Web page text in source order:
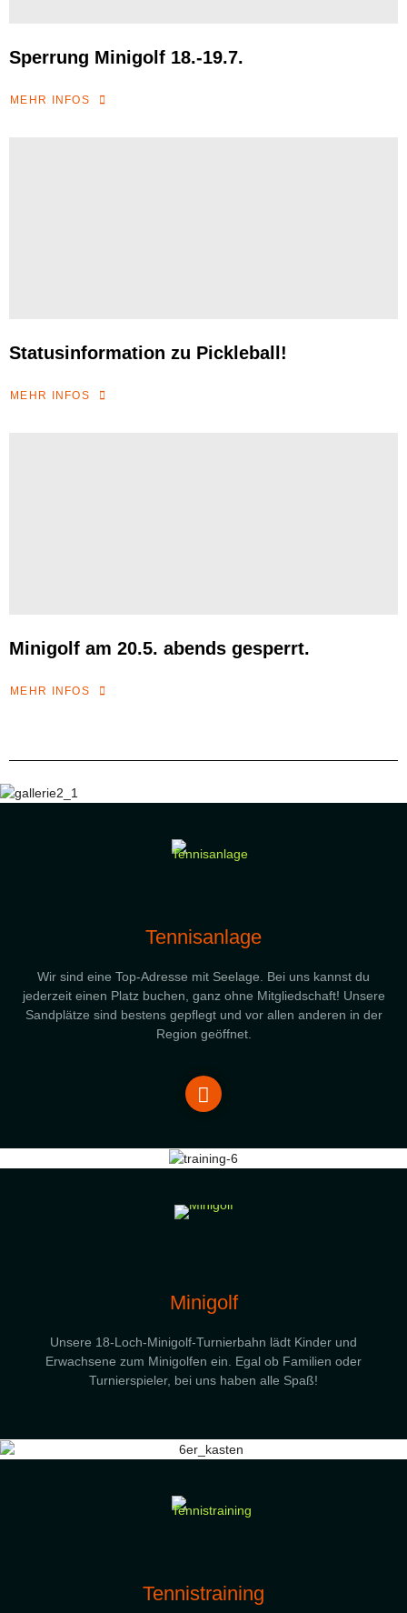
Sperrung Minigolf 18.-19.7.
MEHR INFOS
Statusinformation zu Pickleball!
MEHR INFOS
Minigolf am 20.5. abends gesperrt.
MEHR INFOS
Tennisanlage
Wir sind eine Top-Adresse mit Seelage. Bei uns kannst du
jederzeit einen Platz buchen, ganz ohne Mitgliedschaft! Unsere
Sandplätze sind bestens gepflegt und vor allen anderen in der
Region geöffnet.
Minigolf
Unsere 18-Loch-Minigolf-Turnierbahn lädt Kinder und
Erwachsene zum Minigolfen ein. Egal ob Familien oder
Turnierspieler, bei uns haben alle Spaß!
Tennistraining